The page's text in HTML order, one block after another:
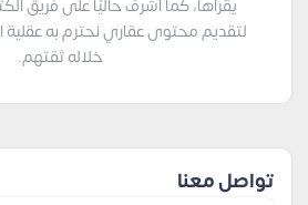
يقرأها، كما أُشرف حاليًا على فريق
لتقديم محتوى عقاري نحترم به
خلاله ثقتهم.
تواصل معنا